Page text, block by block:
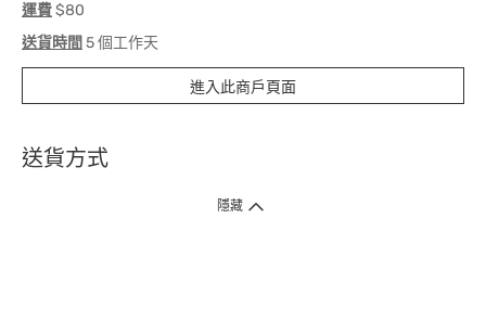
運費$80
送貨時間 5 個工作天
進入此商戶頁面
送貨方式
1. 送貨到府（受衛生署條例規管產品除外 ）
隱藏